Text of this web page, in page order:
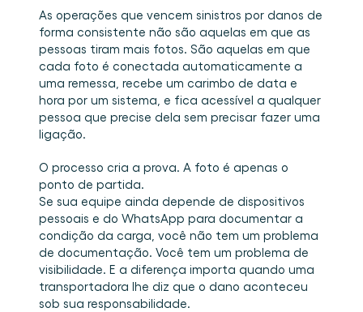
As operações que vencem sinistros por danos de
forma consistente não são aquelas em que as
pessoas tiram mais fotos. São aquelas em que
cada foto é conectada automaticamente a
uma remessa, recebe um carimbo de data e
hora por um sistema, e fica acessível a qualquer
pessoa que precise dela sem precisar fazer uma
ligação.
O processo cria a prova. A foto é apenas o
ponto de partida.
Se sua equipe ainda depende de dispositivos
pessoais e do WhatsApp para documentar a
condição da carga, você não tem um problema
de documentação. Você tem um problema de
visibilidade. E a diferença importa quando uma
transportadora lhe diz que o dano aconteceu
sob sua responsabilidade.